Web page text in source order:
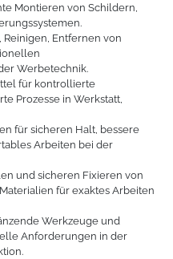
Montieren von Schildern,
Entfernen von
Werbetechnik.
für kontrollierte
Prozesse in Werkstatt,
für sicheren Halt, bessere
Arbeiten bei der
und sicheren Fixieren von
für exaktes Arbeiten
Werkzeuge und
Anforderungen in der